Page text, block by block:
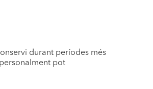
durant períodes més
pot